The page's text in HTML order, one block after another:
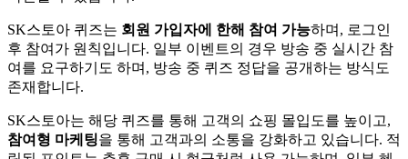
SK스토아 퀴즈는 회원 가입자에 한해 참여 가능하며, 로그인
후 참여가 원칙입니다. 일부 이벤트의 경우 방송 중 실시간 참
여를 요구하기도 하며, 방송 중 퀴즈 정답을 공개하는 방식도
존재합니다.
SK스토아는 해당 퀴즈를 통해 고객의 쇼핑 몰입도를 높이고,
참여형 마케팅을 통해 고객과의 소통을 강화하고 있습니다. 적